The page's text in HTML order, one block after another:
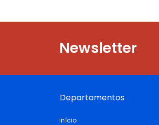
Newsletter
Departamentos
Início